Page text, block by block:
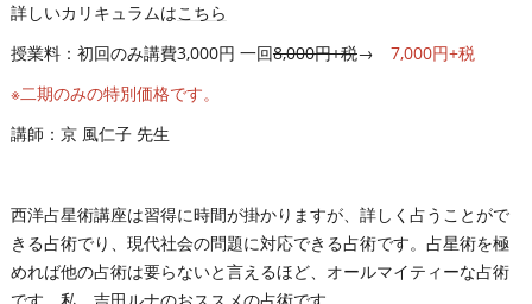
詳しいカリキュラムはこちら
授業料：初回のみ講費3,000円 一回8,000円+税→ 7,000円+税
※二期のみの特別価格です。
講師：京 風仁子 先生
西洋占星術講座は習得に時間が掛かりますが、詳しく占うことがで
きる占術でり、現代社会の問題に対応できる占術です。占星術を極
めれば他の占術は要らないと言えるほど、オールマイティーな占術